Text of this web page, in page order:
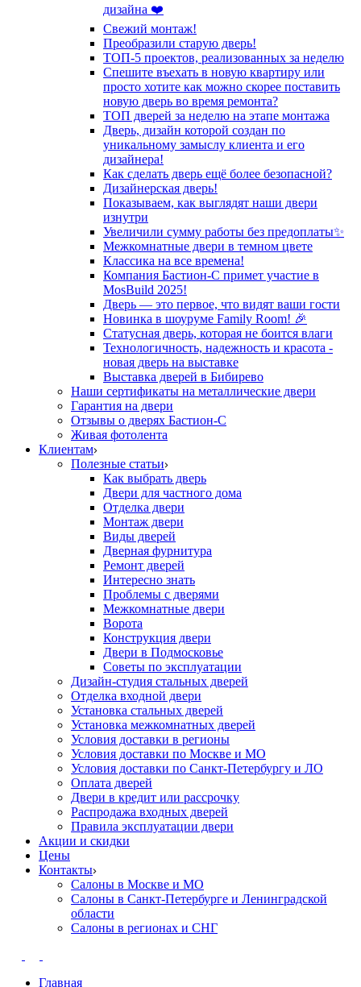
дизайна ❤️
Свежий монтаж!
Преобразили старую дверь!
ТОП-5 проектов, реализованных за неделю
Спешите въехать в новую квартиру или
просто хотите как можно скорее поставить
новую дверь во время ремонта?
ТОП дверей за неделю на этапе монтажа
Дверь, дизайн которой создан по
уникальному замыслу клиента и его
дизайнера!
Как сделать дверь ещё более безопасной?
Дизайнерская дверь!
Показываем, как выглядят наши двери
изнутри
Увеличили сумму работы без предоплаты✨
Межкомнатные двери в темном цвете
Классика на все времена!
Компания Бастион-С примет участие в
MosBuild 2025!
Дверь — это первое, что видят ваши гости
Новинка в шоуруме Family Room! 🎉
Статусная дверь, которая не боится влаги
Технологичность, надежность и красота -
новая дверь на выставке
Выставка дверей в Бибирево
Наши сертификаты на металлические двери
Гарантия на двери
Отзывы о дверях Бастион-С
Живая фотолента
Клиентам
Полезные статьи
Как выбрать дверь
Двери для частного дома
Отделка двери
Монтаж двери
Виды дверей
Дверная фурнитура
Ремонт дверей
Интересно знать
Проблемы с дверями
Межкомнатные двери
Ворота
Конструкция двери
Двери в Подмосковье
Cоветы по эксплуатации
Дизайн-студия стальных дверей
Отделка входной двери
Установка стальных дверей
Установка межкомнатных дверей
Условия доставки в регионы
Условия доставки по Москве и МО
Условия доставки по Санкт-Петербургу и ЛО
Оплата дверей
Двери в кредит или рассрочку
Распродажа входных дверей
Правила эксплуатации двери
Акции и скидки
Цены
Контакты
Салоны в Москве и МО
Салоны в Санкт-Петербурге и Ленинградской
области
Салоны в регионах и СНГ
Главная